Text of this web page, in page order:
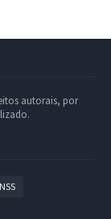
autorais, por